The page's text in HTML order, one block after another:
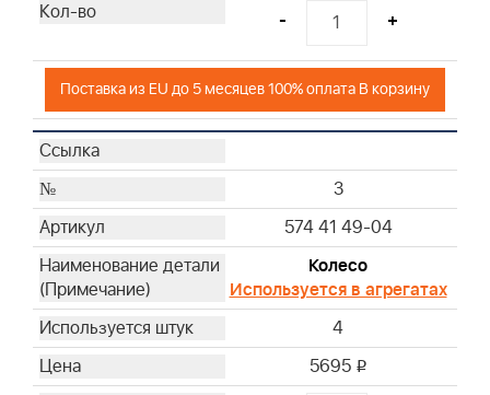
104
150
151
153
- +
Поставка из EU до 5 месяцев 100% оплата В корзину
3
574 41 49-04
Колесо
Используется в агрегатах
4
5695 i